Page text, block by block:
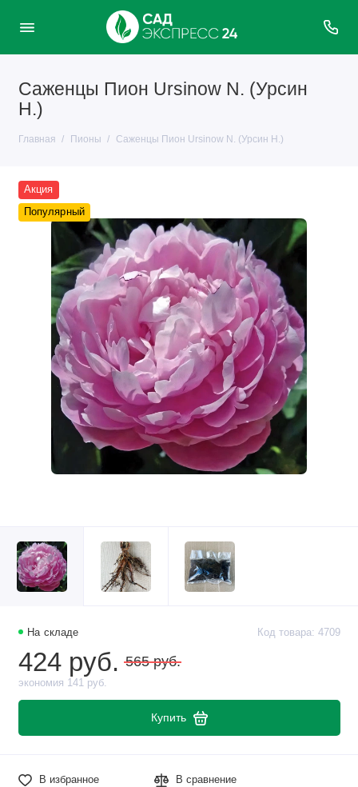
Саженцы Пион Ursinow N. (Урсин
Н.)
Главная Пионы Саженцы Пион Ursinow N. (Урсин Н.)
Акция
Популярный
На складе Код товара: 4709
424 руб. 565 руб.
экономия 141 руб.
Купить
В избранное В сравнение